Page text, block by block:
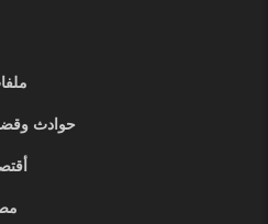
ملفات
حوادث وقضايا
أقتصاد
مصر